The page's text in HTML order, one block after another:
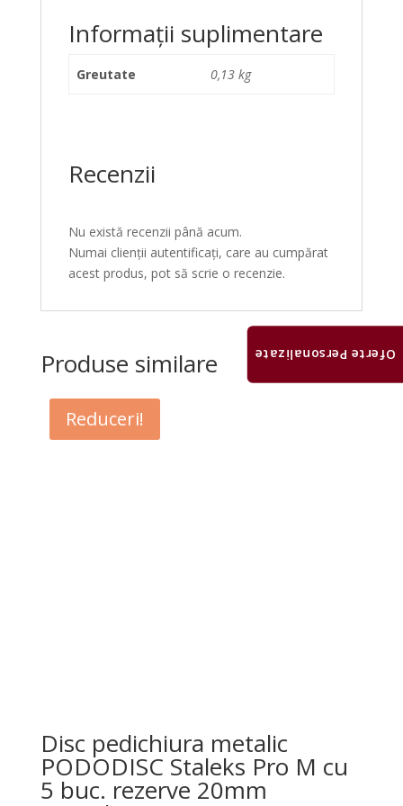
Informații suplimentare
Greutate 0,13 kg
Recenzii
Nu există recenzii până acum.
Numai clienții autentificați, care au cumpărat
acest produs, pot să scrie o recenzie.
Produse similare
Reduceri!
Disc pedichiura metalic
PODODISC Staleks Pro M cu
5 buc. rezerve 20mm
Oferte Personalizate